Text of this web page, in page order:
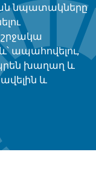
նպատակները
ապահովելու,
խաղաղ և
և